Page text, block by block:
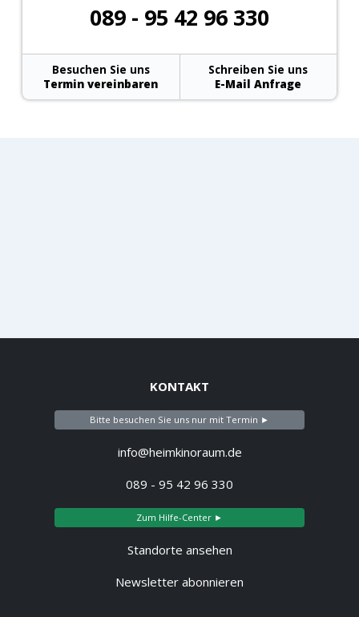
089 - 95 42 96 330
Besuchen Sie uns
Termin vereinbaren
Schreiben Sie uns
E-Mail Anfrage
KONTAKT
Bitte besuchen Sie uns nur mit Termin ►
info@heimkinoraum.de
089 - 95 42 96 330
Zum Hilfe-Center ►
Standorte ansehen
Newsletter abonnieren